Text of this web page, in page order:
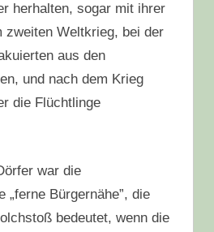
herhalten, sogar mit ihrer
zweiten Weltkrieg, bei der
aus den
und nach dem Krieg
die Flüchtlinge
war die
„ferne Bürgernähe”, die
bedeutet, wenn die